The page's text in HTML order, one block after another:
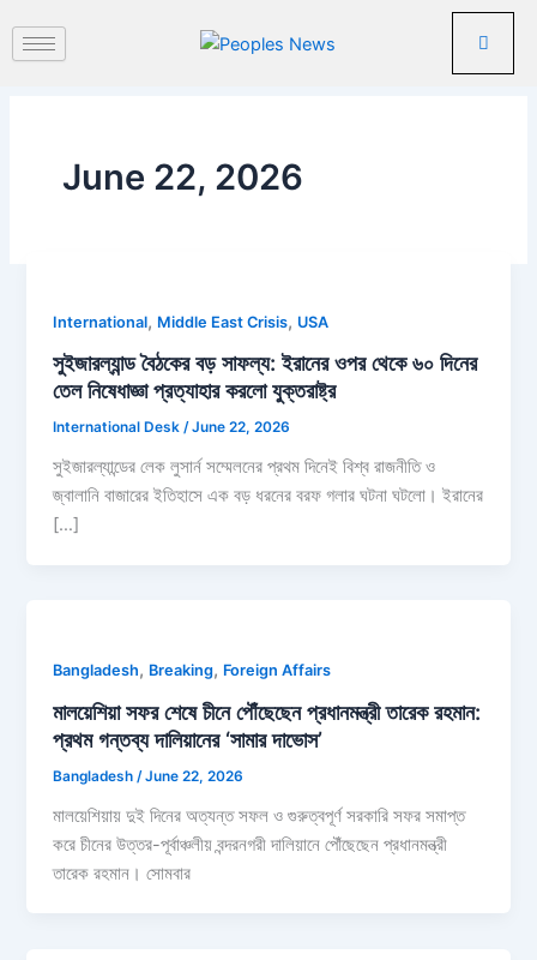
June 22, 2026
International, Middle East Crisis, USA
সুইজারল্যান্ড বৈঠকের বড় সাফল্য: ইরানের ওপর থেকে ৬০ দিনের
তেল নিষেধাজ্ঞা প্রত্যাহার করলো যুক্তরাষ্ট্র
International Desk/June 22, 2026
সুইজারল্যান্ডের লেক লুসার্ন সম্মেলনের প্রথম দিনেই বিশ্ব রাজনীতি ও
জ্বালানি বাজারের ইতিহাসে এক বড় ধরনের বরফ গলার ঘটনা ঘটলো। ইরানের
[…]
Bangladesh, Breaking, Foreign Affairs
মালয়েশিয়া সফর শেষে চীনে পৌঁছেছেন প্রধানমন্ত্রী তারেক রহমান:
প্রথম গন্তব্য দালিয়ানের ‘সামার দাভোস’
Bangladesh /June 22, 2026
মালয়েশিয়ায় দুই দিনের অত্যন্ত সফল ও গুরুত্বপূর্ণ সরকারি সফর সমাপ্ত
করে চীনের উত্তর-পূর্বাঞ্চলীয় বন্দরনগরী দালিয়ানে পৌঁছেছেন প্রধানমন্ত্রী
তারেক রহমান। সোমবার